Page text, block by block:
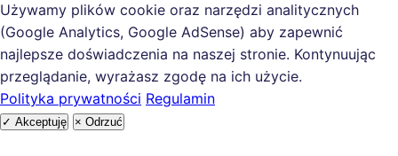
Używamy plików cookie oraz narzędzi analitycznych
(Google Analytics, Google AdSense) aby zapewnić
najlepsze doświadczenia na naszej stronie. Kontynuując
przeglądanie, wyrażasz zgodę na ich użycie.
Polityka prywatności Regulamin
✓ Akceptuję × Odrzuć